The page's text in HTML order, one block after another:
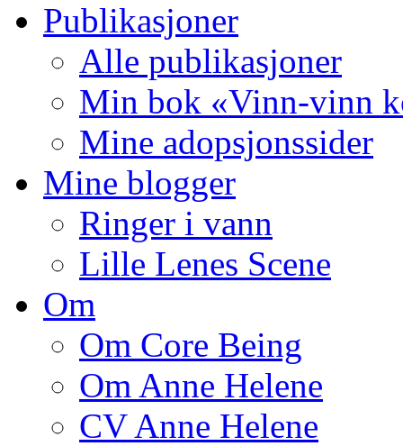
Publikasjoner
Alle publikasjoner
Min bok «Vinn-vinn
Mine adopsjonssider
Mine blogger
Ringer i vann
Lille Lenes Scene
Om
Om Core Being
Om Anne Helene
CV Anne Helene